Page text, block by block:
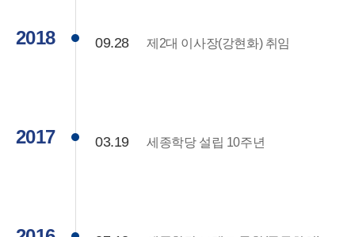
2018 09.28 제2대 이사장(강현화) 취임
2017 03.19 세종학당 설립 10주년